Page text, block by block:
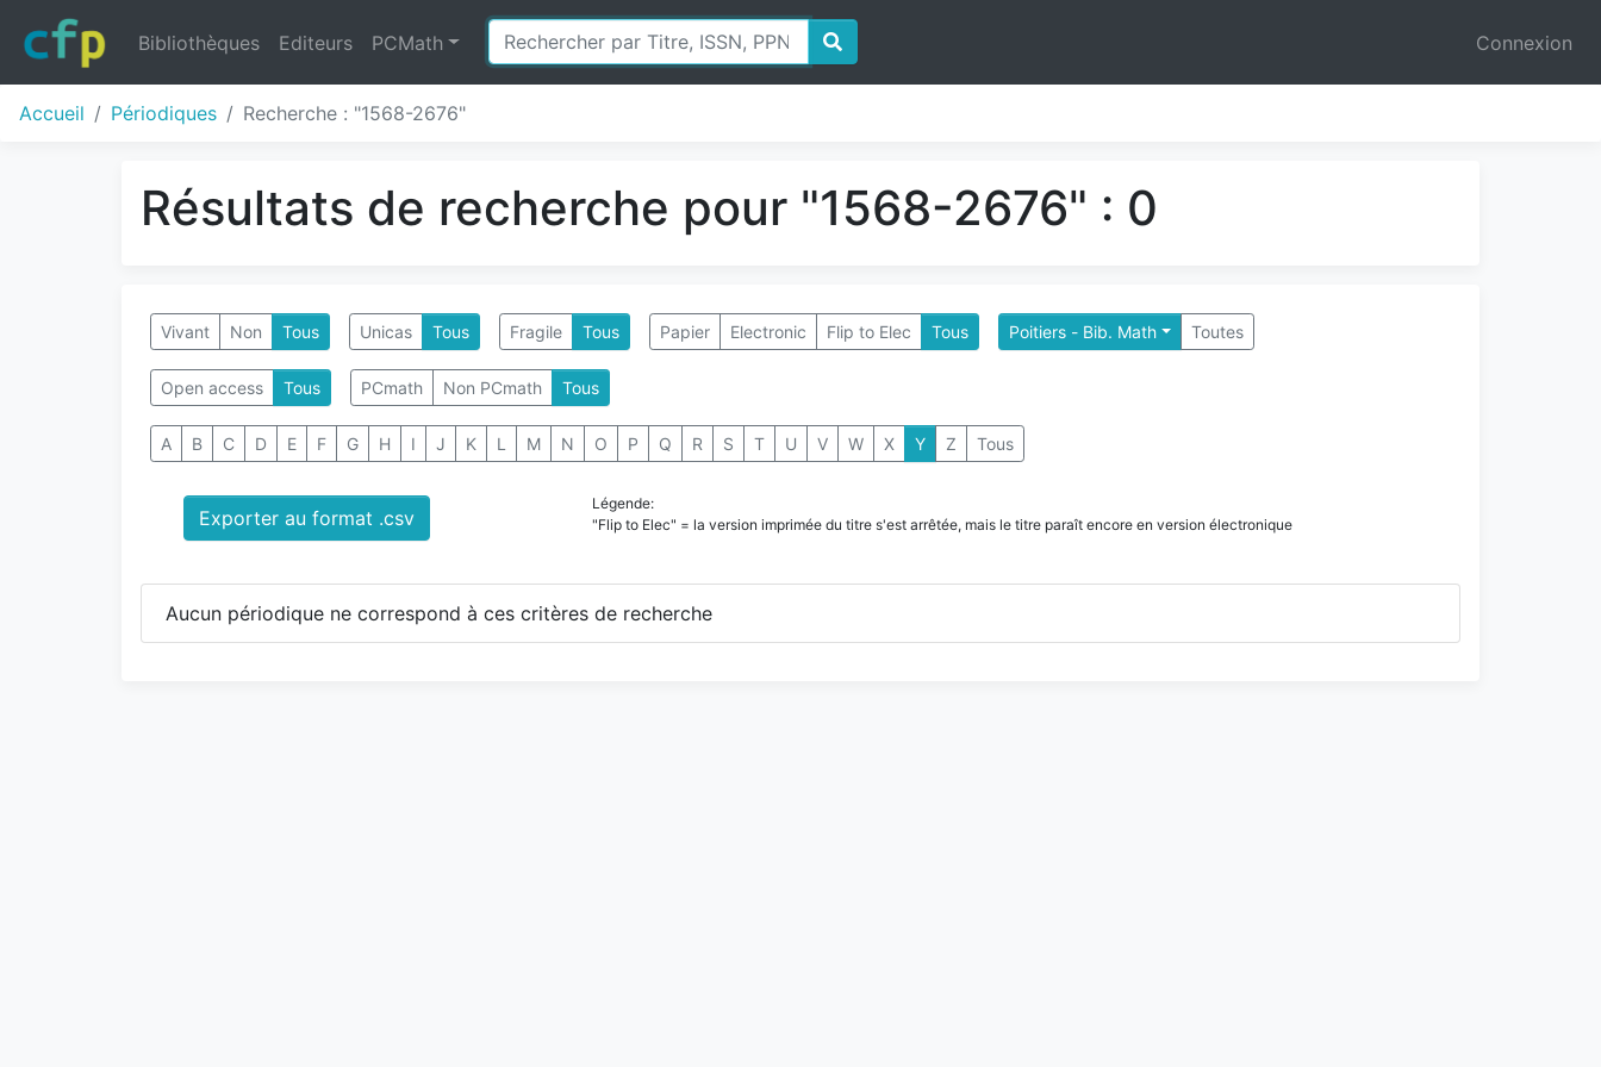
Bibliothèques Editeurs PCMath Connexion
Accueil Périodiques Recherche : "1568-2676"
Résultats de recherche pour "1568-2676" : 0
Vivant Non Tous Unicas Tous Fragile Tous Papier Electronic Flip to Elec Tous Poitiers - Bib. Math Toutes
Open access Tous PCmath Non PCmath Tous
A B C D E F G H I J K L M N O P Q R S T U V W X Y Z Tous
Exporter au format .csv
Légende:
"Flip to Elec" = la version imprimée du titre s'est arrêtée, mais le titre paraît encore en version électronique
Aucun périodique ne correspond à ces critères de recherche